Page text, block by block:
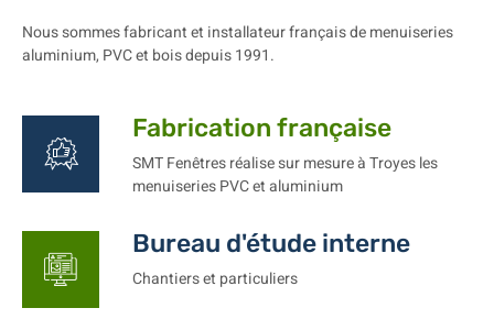
Nous sommes fabricant et installateur français de menuiseries
aluminium, PVC et bois depuis 1991.
Fabrication française
SMT Fenêtres réalise sur mesure à Troyes les
menuiseries PVC et aluminium
Bureau d'étude interne
Chantiers et particuliers